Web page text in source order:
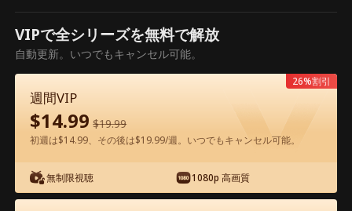
こちらは有料のエピソードです。視
聴いただくには解放が必要です。
アプリ内で無料視聴可能
VIPで全シリーズを無料で解放
自動更新。いつでもキャンセル可能。
週間VIP
$14.99 $19.99
初週は$14.99、その後は$19.99/週。いつでもキャンセル可能。
無制限視聴 1080p 高画質
26%割引